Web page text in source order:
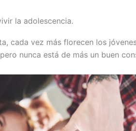
la adolescencia.
cada vez más florecen los
nunca está de más un buen